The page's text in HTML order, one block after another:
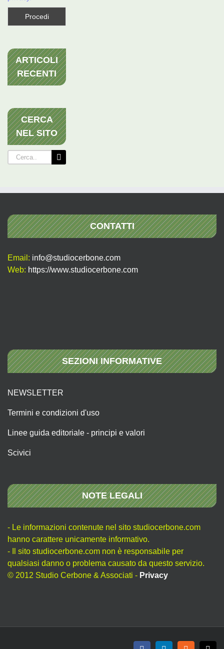
ARTICOLI
RECENTI
CERCA
NEL SITO
Cerca
per:
CONTATTI
Email: info@studiocerbone.com
Web: https://www.studiocerbone.com
SEZIONI INFORMATIVE
NEWSLETTER
Termini e condizioni d'uso
Linee guida editoriale - principi e valori
Scivici
NOTE LEGALI
- Le informazioni contenute nel sito studiocerbone.com
hanno carattere unicamente informativo.
- Il sito studiocerbone.com non è responsabile per
qualsiasi danno o problema causato da questo servizio.
© 2012 Studio Cerbone & Associati - Privacy